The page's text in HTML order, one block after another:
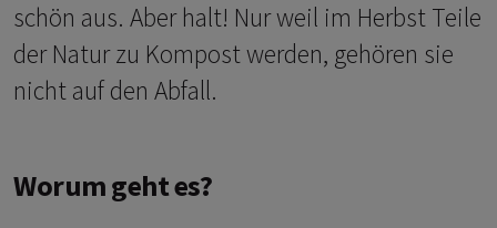
schön aus. Aber halt! Nur weil im Herbst Teile
der Natur zu Kompost werden, gehören sie
nicht auf den Abfall.
Worum geht es?